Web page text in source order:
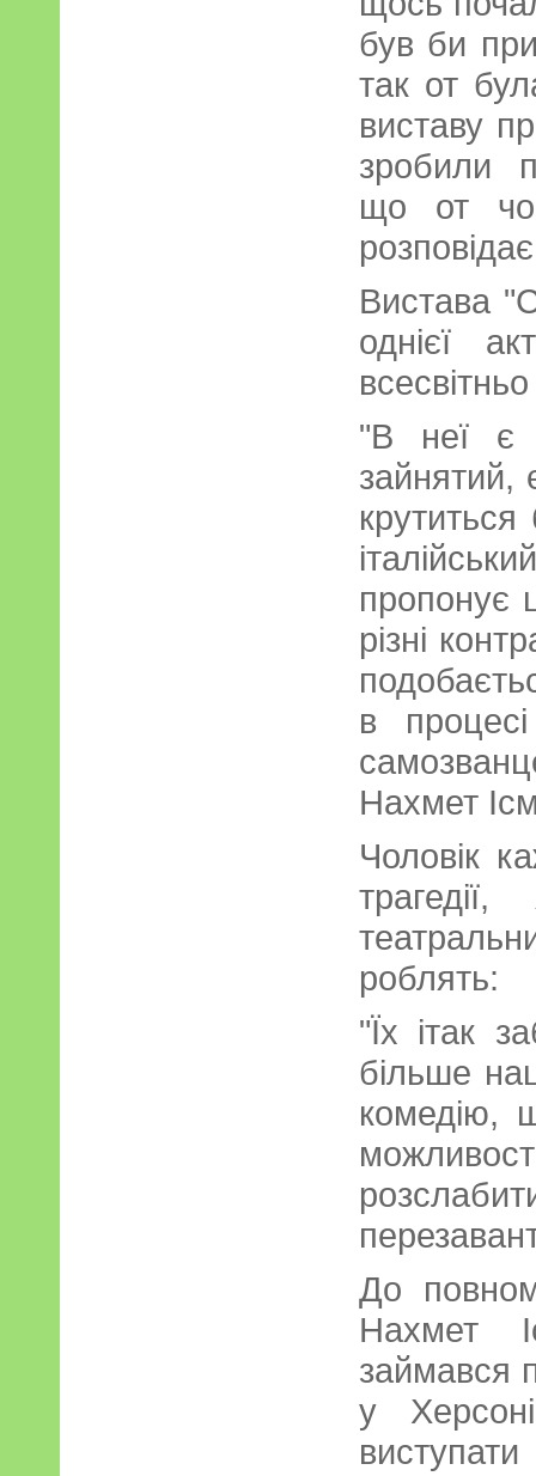
був би
так от
виставу
зробили
що от
Вистава
однієї
"В неї є
зайнятий,
крутиться
пропонує
різні
в
Нахмет
Чоловік
роблять:
"Їх ітак
більше
комедію,
До
Нахмет
займався
у